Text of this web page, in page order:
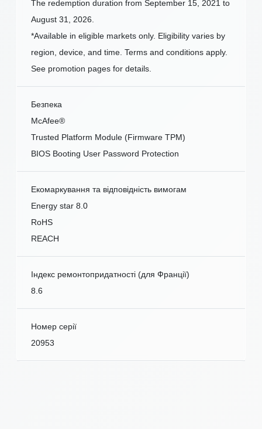
The redemption duration from September 15, 2021 to
August 31, 2026.
*Available in eligible markets only. Eligibility varies by
region, device, and time. Terms and conditions apply.
See promotion pages for details.
Безпека
McAfee®
Trusted Platform Module (Firmware TPM)
BIOS Booting User Password Protection
Екомаркування та відповідність вимогам
Energy star 8.0
RoHS
REACH
Індекс ремонтопридатності (для Франції)
8.6
Номер серії
20953